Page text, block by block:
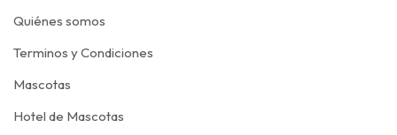
Quiénes somos
Terminos y Condiciones
Mascotas
Hotel de Mascotas